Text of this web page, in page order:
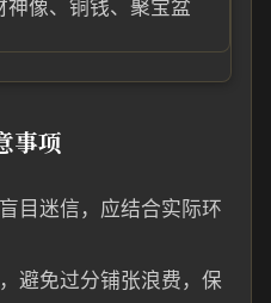
神像、铜钱、聚宝盆
事项
目迷信，应结合实际环
避免过分铺张浪费，保